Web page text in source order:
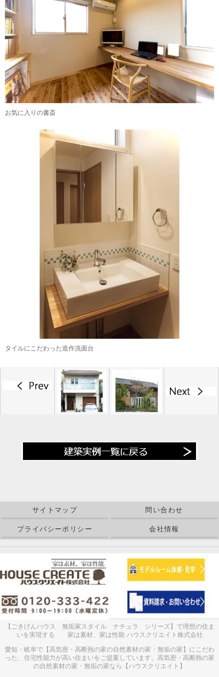
お気に入りの書斎
タイルにこだわった造作洗面台
サイトマップ 問い合わせ
プライバシーポリシー 会社情報
【ごきげんハウス 無垢家スタイル ナチュラ シリーズ】で理想の住ま
いを実現する 家は素材、家は性能 ハウスクリエイト株式会社
愛知・岐阜で【高気密・高断熱の家の自然素材の家・無垢の家】にこだわ
った、住宅性能力が高い住まいをご提案しています。高気密・高断熱の家
の自然素材の家・無垢の家なら【ハウスクリエイト】